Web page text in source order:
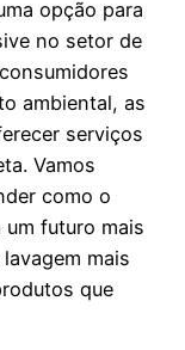
opção para
no setor de
ambiental, as
serviços
Vamos
como o
futuro mais
mais
que